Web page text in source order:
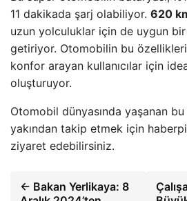
11 dakikada şarj olabiliyor. 620
uzun yolculuklar için de uygun
getiriyor. Otomobilin bu
konfor arayan kullanıcılar için
oluşturuyor.
Otomobil dünyasında yaşanan
yakından takip etmek için
ziyaret edebilirsiniz.
← Bakan Yerlikaya: 8